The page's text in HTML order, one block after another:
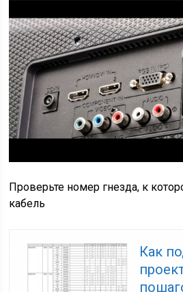
Проверьте номер гнезда, к
кабель
Как